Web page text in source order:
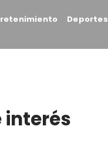
Deportes
interés